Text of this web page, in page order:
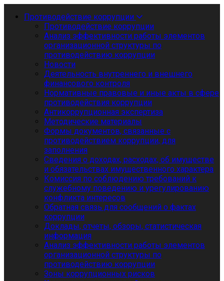
Противодействие коррупции
Противодействие коррупции
Анализ эффективности работы элементов
организационной структуры по
противодействию коррупции
Новости
Деятельность внутреннего и внешнего
финансового контроля
Нормативные правовые и иные акты в сфере
противодействия коррупции
Антикоррупционная экспертиза
Методические материалы
Формы документов, связанные с
противодействием коррупции, для
заполнения
Сведения о доходах, расходах, об имуществе
и обязательствах имущественного характера
Комиссия по соблюдению требований к
служебному поведению и урегулированию
конфликта интересов
Обратная связь для сообщений о фактах
коррупции
Доклады, отчеты, обзоры, статистическая
информация
Анализ эффективности работы элементов
организационной структуры по
противодействию коррупции
Зоны коррупционных рисков